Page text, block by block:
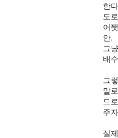
한
도
어
안.
그
배
그
말
므
주
실